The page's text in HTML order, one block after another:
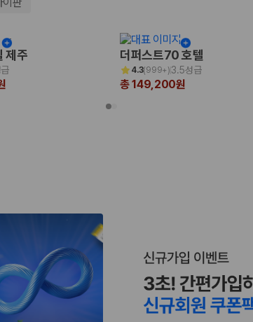
제주 더퍼스트70 호텔
4.3(999+)3.5성급
총 149,200원